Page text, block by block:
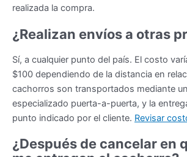
realizada la compra.
¿Realizan envíos a otras
Sí, a cualquier punto del país. El costo
$100 dependiendo de la distancia en
cachorros son transportados mediante
especializado puerta-a-puerta, y la
punto indicado por el cliente. Revisar
¿Después de cancelar en